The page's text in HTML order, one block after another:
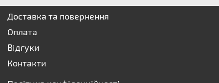
Доставка та повернення
Оплата
Відгуки
Контакти